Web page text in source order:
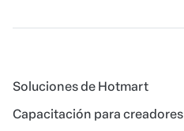
Soluciones de Hotmart
Capacitación para creadores